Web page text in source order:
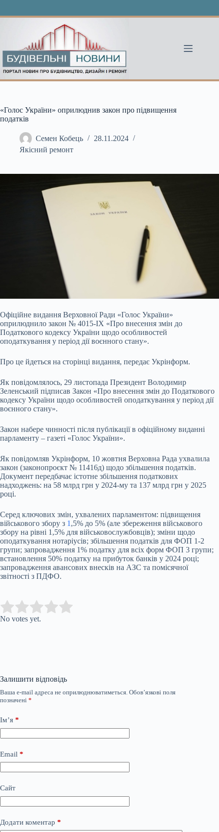
«Голос України» оприлюднив закон про підвищення
податків
Семен Кобець
28.11.2024
Якісний ремонт
Офіційне видання Верховної Ради «Голос України»
оприлюднило закон № 4015-IX «Про внесення змін до
Податкового кодексу України щодо особливостей
оподаткування у період дії воєнного стану».
Про це йдеться на сторінці видання, передає Укрінформ.
Як повідомлялось, 29 листопада Президент Володимир
Зеленський підписав Закон «Про внесення змін до Податкового
кодексу України щодо особливостей оподаткування у період дії
воєнного стану».
Закон набере чинності після публікації в офіційному виданні
парламенту – газеті «Голос України».
Як повідомляв Укрінформ, 10 жовтня Верховна Рада ухвалила
закон (законопроєкт № 11416д) щодо збільшення податків.
Документ передбачає істотне збільшення податкових
надходжень: на 58 млрд грн у 2024-му та 137 млрд грн у 2025
році.
Серед ключових змін, ухвалених парламентом: підвищення
військового збору з 1 ,5% до 5% (але збереження військового
збору на рівні 1,5% для військовослужбовців); зміни щодо
оподаткування нотаріусів; збільшення податків для ФОП 1-2
групи; запровадження 1% податку для всіх форм ФОП 3 групи;
встановлення 50% податку на прибуток банків у 2024 році;
запровадження авансових внесків на АЗС та помісячної
звітності з ПДФО.
Rate this item:
No votes yet.
Залишити відповідь
Ваша e-mail адреса не оприлюднюватиметься. Обов’язкові поля
позначені *
Ім’я *
Email *
Сайт
Додати коментар *